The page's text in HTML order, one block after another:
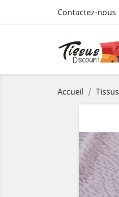
Contactez-nous
Accueil Tissus